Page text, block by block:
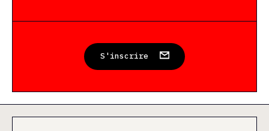
S'inscrire